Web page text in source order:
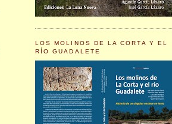
LOS MOLINOS DE LA CORTA Y EL
RÍO GUADALETE